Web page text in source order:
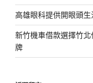
高雄眼科提供開眼頭
新竹機車借款選擇竹
牌